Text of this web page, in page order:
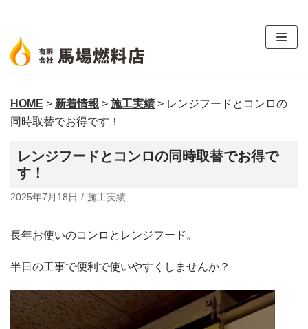
ン
テ
ン
へ
ス
ッ
プ
HOME > 新着情報 > 施工実績 > レンジフードとコンロの
同時取替でお得です！
レンジフードとコンロの同時取替でお得で
す！
2025年7月18日 施工実績
長年お使いのコンロとレンジフード。
半日の工事で便利で使いやすくしませんか？